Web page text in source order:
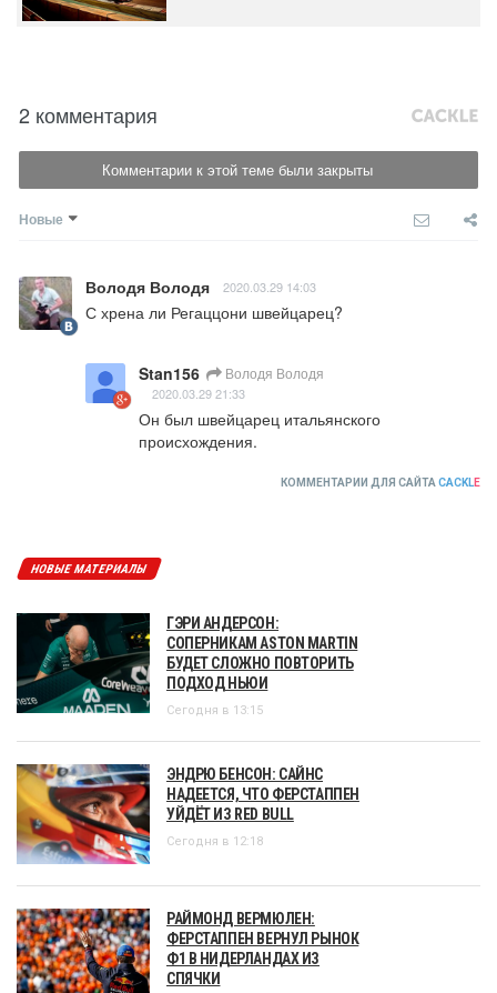
2 комментария
Комментарии к этой теме были закрыты
Новые
Володя Володя 2020.03.29 14:03
С хрена ли Регаццони швейцарец?
Stan156 Володя Володя
2020.03.29 21:33
Он был швейцарец итальянского
происхождения.
КОММЕНТАРИИ ДЛЯ САЙТА CACKLE
НОВЫЕ МАТЕРИАЛЫ
ГЭРИ АНДЕРСОН:
СОПЕРНИКАМ ASTON MARTIN
БУДЕТ СЛОЖНО ПОВТОРИТЬ
ПОДХОД НЬЮИ
Сегодня в 13:15
ЭНДРЮ БЕНСОН: САЙНС
НАДЕЕТСЯ, ЧТО ФЕРСТАППЕН
УЙДЁТ ИЗ RED BULL
Сегодня в 12:18
РАЙМОНД ВЕРМЮЛЕН:
ФЕРСТАППЕН ВЕРНУЛ РЫНОК
Ф1 В НИДЕРЛАНДАХ ИЗ
СПЯЧКИ